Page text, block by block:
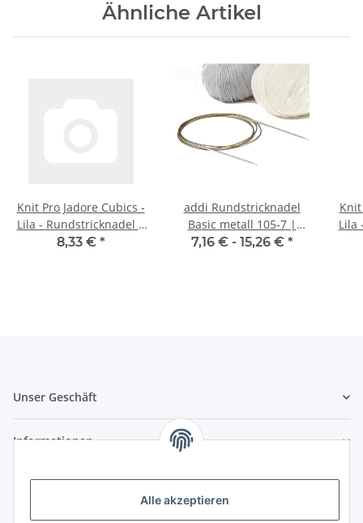
Alle akzeptieren
Ähnliche Artikel
Knit Pro Jadore Cubics -
Lila - Rundstricknadel |
80 cm
8,33 € *
addi Rundstricknadel
Basic metall 105-7 |
40cm
7,16 € - 15,26 € *
Lila
Unser Geschäft
Informationen
Zahlungsmöglichkeiten
Vorkasse (per Bank-Überweisung)